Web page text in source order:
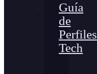
Guía
de
Perfiles
Tech